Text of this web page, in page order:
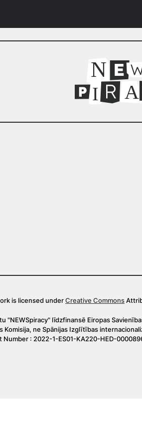
N
I A
is licensed underCreative Commons
"NEWSpiracy" līdzfinansē Eiropas
Komisija, ne Spānijas Izglītības
Number : 2022-1-ES01-KA220-HED-